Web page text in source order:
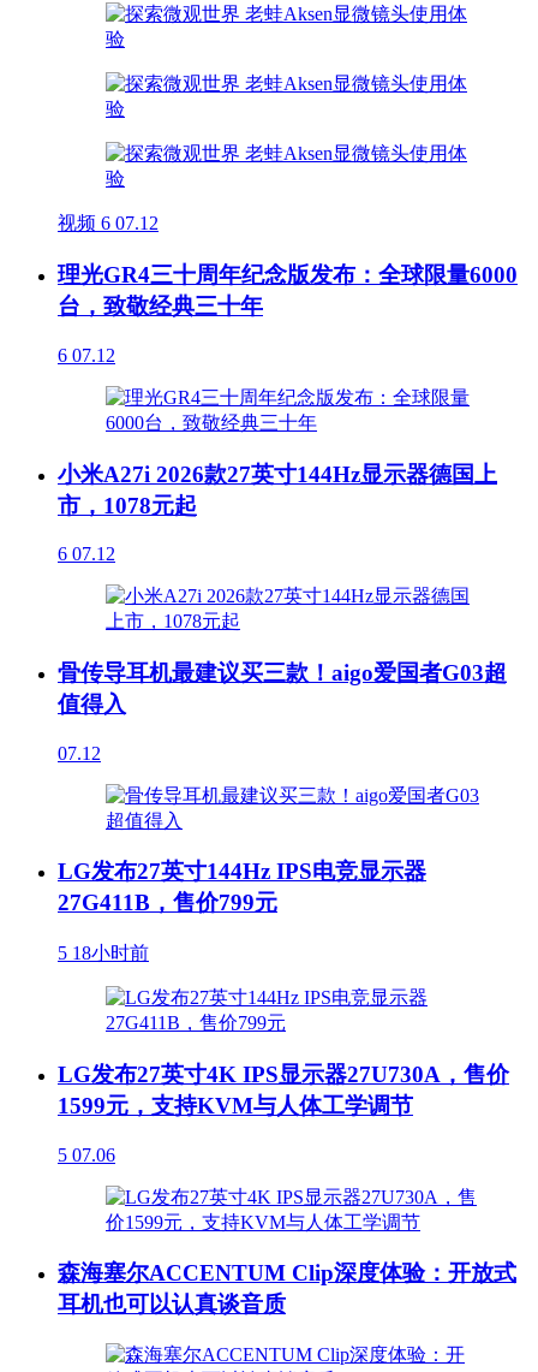
视频 6 07.12
理光GR4三十周年纪念版发布：全球限量6000
台，致敬经典三十年
6 07.12
小米A27i 2026款27英寸144Hz显示器德国上
市，1078元起
6 07.12
骨传导耳机最建议买三款！aigo爱国者G03超
值得入
07.12
LG发布27英寸144Hz IPS电竞显示器
27G411B，售价799元
5 18小时前
LG发布27英寸4K IPS显示器27U730A，售价
1599元，支持KVM与人体工学调节
5 07.06
森海塞尔ACCENTUM Clip深度体验：开放式
耳机也可以认真谈音质